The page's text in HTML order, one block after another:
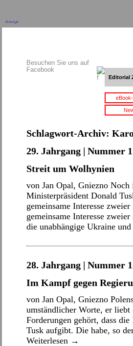
Anzeige
Besuchen Sie uns auf
Facebook
Editorial
Schlagwort-Archiv:
29. Jahrgang | Nummer
Streit um Wolhynien
von Jan Opal, Gniezno
Ministerpräsident Donald
gemeinsame Interesse
gemeinsame Interesse
die unabhängige Ukraine
28. Jahrgang | Nummer
Im Kampf gegen
von Jan Opal, Gniezno
umständlicher Worte, er liebt
Forderungen gehört, dass
Tusk aufgibt. Die habe, so
Weiterlesen →